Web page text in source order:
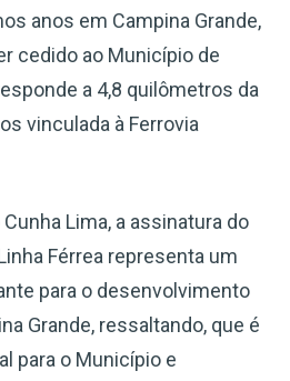
anos em Campina Grande,
cedido ao Município de
a 4,8 quilômetros da
vinculada à Ferrovia
Lima, a assinatura do
Férrea representa um
para o desenvolvimento
Grande, ressaltando, que é
para o Município e